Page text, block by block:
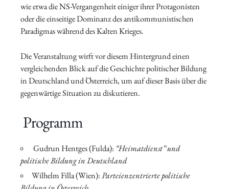
wie etwa die NS-Vergangenheit einiger ihrer Protagonisten
oder die einseitige Dominanz des antikommunistischen
Paradigmas während des Kalten Krieges.
Die Veranstaltung wirft vor diesem Hintergrund einen
vergleichenden Blick auf die Geschichte politischer Bildung
in Deutschland und Österreich, um auf dieser Basis über die
gegenwärtige Situation zu diskutieren.
Programm
Gudrun Hentges (Fulda): “Heimatdienst” und
politische Bildung in Deutschland
Wilhelm Filla (Wien):Parteienzentrierte politische